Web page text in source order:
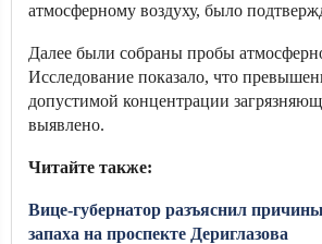
атмосферному воздуху, было
Далее были собраны пробы
Исследование показало, что
допустимой концентрации
выявлено.
Читайте также:
Вице-губернатор разъяснил
запаха на проспекте Дериглазова